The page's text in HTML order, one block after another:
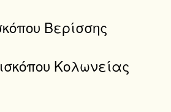
Βερίσσης
Κολωνείας